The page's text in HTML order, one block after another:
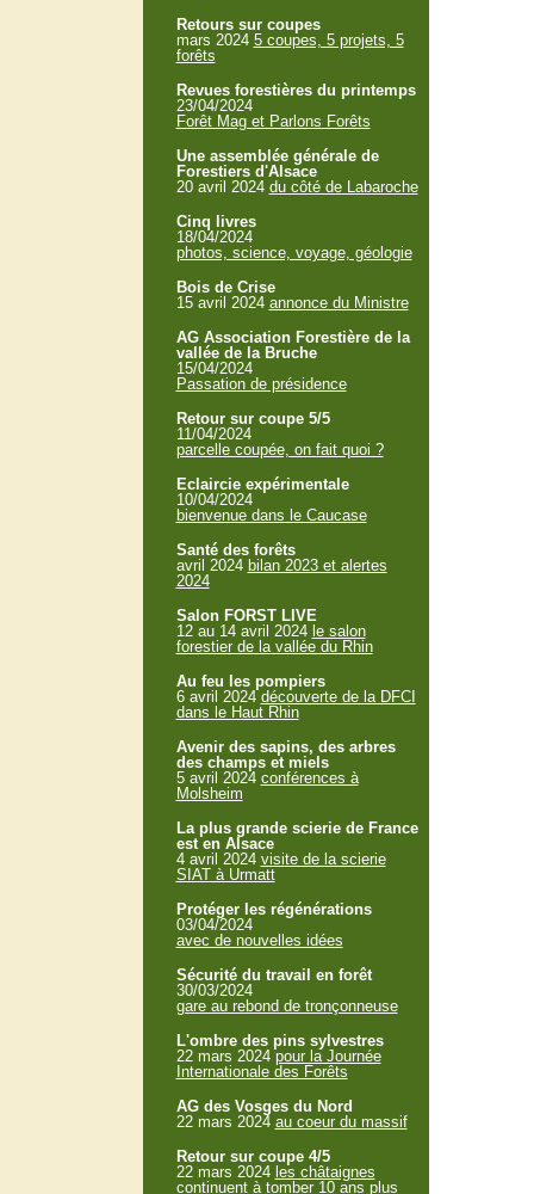
Retours sur coupes
mars 2024 5 coupes, 5 projets, 5
forêts
Revues forestières du printemps
23/04/2024
Forêt Mag et Parlons Forêts
Une assemblée générale de
Forestiers d'Alsace
20 avril 2024 du côté de Labaroche
Cinq livres
18/04/2024
photos, science, voyage, géologie
Bois de Crise
15 avril 2024 annonce du Ministre
AG Association Forestière de la
vallée de la Bruche
15/04/2024
Passation de présidence
Retour sur coupe 5/5
11/04/2024
parcelle coupée, on fait quoi ?
Eclaircie expérimentale
10/04/2024
bienvenue dans le Caucase
Santé des forêts
avril 2024 bilan 2023 et alertes
2024
Salon FORST LIVE
12 au 14 avril 2024 le salon
forestier de la vallée du Rhin
Au feu les pompiers
6 avril 2024 découverte de la DFCI
dans le Haut Rhin
Avenir des sapins, des arbres
des champs et miels
5 avril 2024 conférences à
Molsheim
La plus grande scierie de France
est en Alsace
4 avril 2024 visite de la scierie
SIAT à Urmatt
Protéger les régénérations
03/04/2024
avec de nouvelles idées
Sécurité du travail en forêt
30/03/2024
gare au rebond de tronçonneuse
L'ombre des pins sylvestres
22 mars 2024 pour la Journée
Internationale des Forêts
AG des Vosges du Nord
22 mars 2024 au coeur du massif
Retour sur coupe 4/5
22 mars 2024 les châtaignes
continuent à tomber 10 ans plus